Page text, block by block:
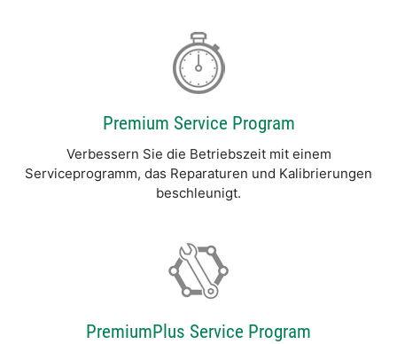
Premium Service Program
Verbessern Sie die Betriebszeit mit einem
Serviceprogramm, das Reparaturen und Kalibrierungen
beschleunigt.
PremiumPlus Service Program